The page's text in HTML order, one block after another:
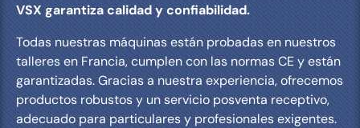
VSX garantiza calidad y confiabilidad.
Todas nuestras máquinas están probadas en nuestros
talleres en Francia, cumplen con las normas CE y están
garantizadas. Gracias a nuestra experiencia, ofrecemos
productos robustos y un servicio posventa receptivo,
adecuado para particulares y profesionales exigentes.